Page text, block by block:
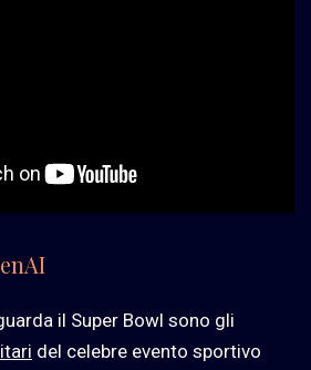
il Super Bowl sono gli
del celebre evento sportivo